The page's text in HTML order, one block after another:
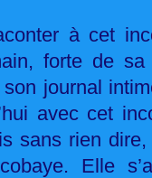
à cet
forte de
journal
avec cet
sans rien
Elle